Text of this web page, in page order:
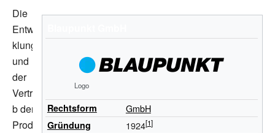
Logo
Rechtsform GmbH
Gründung 1924
Die
Entwic
klung
und
der
Vertrie
b der
Produ